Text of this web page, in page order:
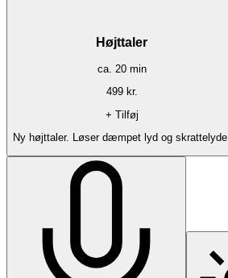
Højttaler
ca. 20min
499kr.
+ Tilføj
Ny højttaler. Løser dæmpet lyd og skrattelyde.